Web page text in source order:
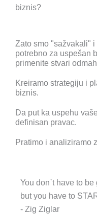
biznis?
Zato smo "sažvakali"
potrebno za uspešan
primenite stvari
Kreiramo strategiju i
biznis.
Da put ka uspehu
definisan pravac.
Pratimo i analiziramo
You don`t have to be
but you have to
- Zig Ziglar